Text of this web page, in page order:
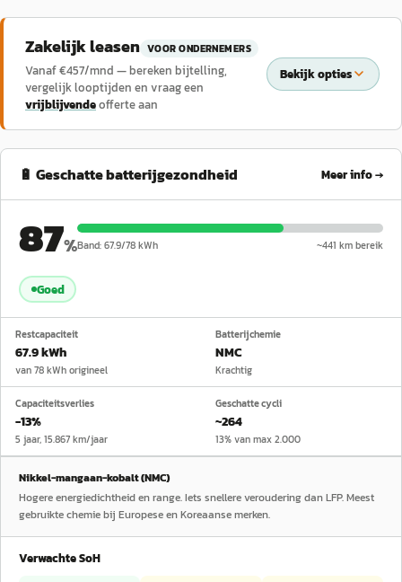
Zakelijk leasen VOOR ONDERNEMERS
Vanaf €457/mnd — bereken bijtelling,
vergelijk looptijden en vraag een
vrijblijvendeofferte aan
Bekijk opties
🔋 Geschatte batterijgezondheid Meer info →
87%Band:67.9/78kWh ~441 km bereik
Goed
Restcapaciteit
67.9 kWh
van 78 kWh origineel
Batterijchemie
NMC
Krachtig
Capaciteitsverlies
−13%
5 jaar, 15.867 km/jaar
Geschatte cycli
~264
13% van max 2.000
Nikkel-mangaan-kobalt (NMC)
Hogere energiedichtheid en range. Iets snellere veroudering dan LFP. Meest
gebruikte chemie bij Europese en Koreaanse merken.
Verwachte SoH